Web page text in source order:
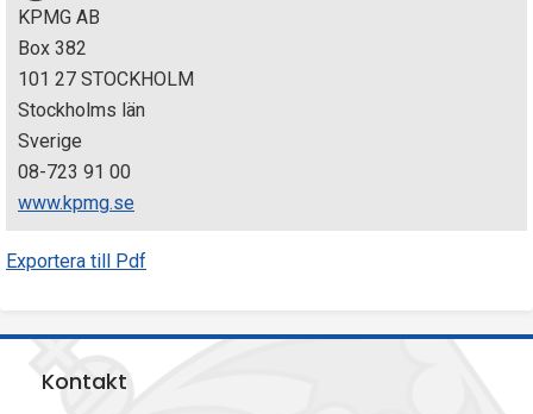
e
n
KPMG AB
Box 382
101 27 STOCKHOLM
Stockholms län
Sverige
08-723 91 00
www.kpmg.se
Exportera till Pdf
Kontakt